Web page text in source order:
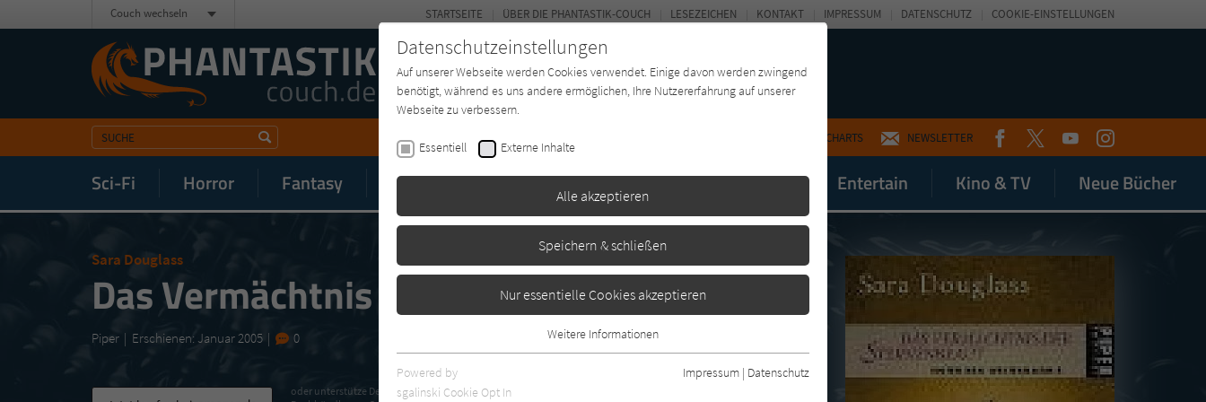
CHARTS NEWSLETTER FACEBOOKTWITTERYOUTUBEINSTAGRAM
Sci-Fi Horror Fantasy Mystery Buchtyp Autor*in Magazin Entertain Kino & TV Neue Bücher
STARTSEITE ÜBER DIE PHANTASTIK-COUCH LESEZEICHEN KONTAKT IMPRESSUM DATENSCHUTZ COOKIE-EINSTELLUNGEN
Couch wechseln
Sara Douglass
Das Vermächtnis der Sternenbraut
Piper Erschienen: Januar 2005 0
oder unterstütze Deinen
Datenschutzeinstellungen
Auf unserer Webseite werden Cookies verwendet. Einige davon werden zwingend
benötigt, während es uns andere ermöglichen, Ihre Nutzererfahrung auf unserer
Webseite zu verbessern.
Essentiell Externe Inhalte
Alle akzeptieren
Speichern & schließen
Nur essentielle Cookies akzeptieren
Essentielle Cookies werden für grundlegende Funktionen der Webseite
benötigt. Dadurch ist gewährleistet, dass die Webseite einwandfrei
Weitere Informationen
Powered by
sgalinski Cookie Opt In
Impressum | Datenschutz